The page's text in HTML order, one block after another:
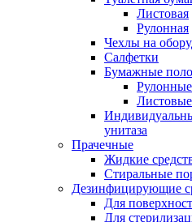
Листовая
Рулонная
Чехлы на
Салфетки
Бумажные
Рулонные
Листовые
унитаза
Прачечные
Жидкие
Стиральные
Дезинфицирующие
Для
Для